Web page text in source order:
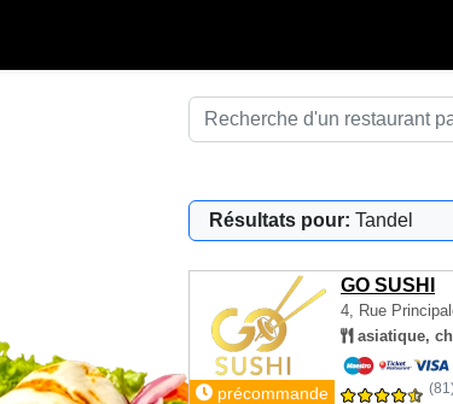
Résultats pour: Tandel
GO SUSHI
4, Rue
asiatique,
précommande